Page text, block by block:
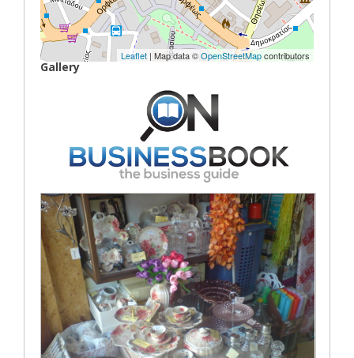
Leaflet | Map data ©OpenStreetMapcontributors
Gallery